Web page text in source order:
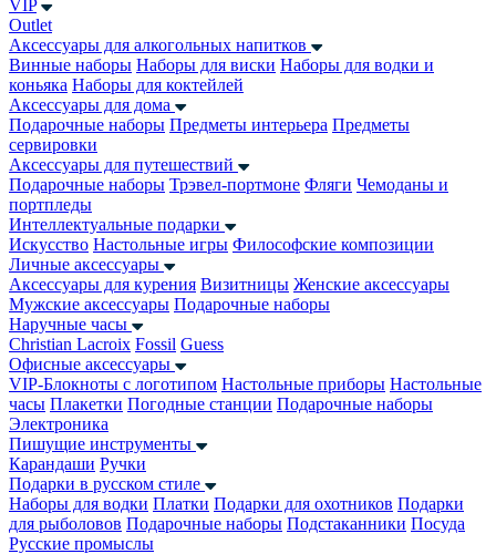
VIP
Outlet
Аксессуары для алкогольных напитков
Винные наборы Наборы для виски Наборы для водки и
коньяка Наборы для коктейлей
Аксессуары для дома
Подарочные наборы Предметы интерьера Предметы
сервировки
Аксессуары для путешествий
Подарочные наборы Трэвел-портмоне Фляги Чемоданы и
портпледы
Интеллектуальные подарки
Искусство Настольные игры Философские композиции
Личные аксессуары
Аксессуары для курения Визитницы Женские аксессуары
Мужские аксессуары Подарочные наборы
Наручные часы
Christian Lacroix Fossil Guess
Офисные аксессуары
VIP-Блокноты с логотипом Настольные приборы Настольные
часы Плакетки Погодные станции Подарочные наборы
Электроника
Пишущие инструменты
Карандаши Ручки
Подарки в русском стиле
Наборы для водки Платки Подарки для охотников Подарки
для рыболовов Подарочные наборы Подстаканники Посуда
Русские промыслы